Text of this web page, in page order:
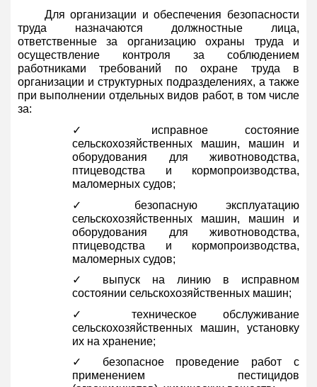
Для организации и обеспечения безопасности
труда назначаются должностные лица,
ответственные за организацию охраны труда и
осуществление контроля за соблюдением
работниками требований по охране труда в
организации и структурных подразделениях, а также
при выполнении отдельных видов работ, в том числе
за:
✓ исправное состояние
сельскохозяйственных машин, машин и
оборудования для животноводства,
птицеводства и кормопроизводства,
маломерных судов;
✓ безопасную эксплуатацию
сельскохозяйственных машин, машин и
оборудования для животноводства,
птицеводства и кормопроизводства,
маломерных судов;
✓ выпуск на линию в исправном
состоянии сельскохозяйственных машин;
✓ техническое обслуживание
сельскохозяйственных машин, установку
их на хранение;
✓ безопасное проведение работ с
применением пестицидов